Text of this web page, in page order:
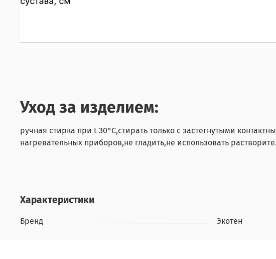
Уход за изделием:
ручная стирка при t 30°С,стирать только с застегнутыми
нагревательных приборов,не гладить,не использовать
Характеристики
Бренд Экотен